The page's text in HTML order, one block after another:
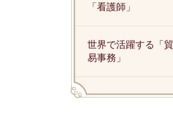
「看護師」
世界で活躍する「貿
易事務」